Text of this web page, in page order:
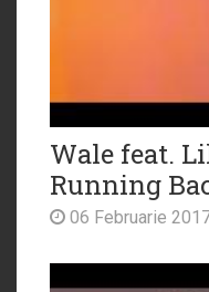
Wale feat.
Running
06 Februarie